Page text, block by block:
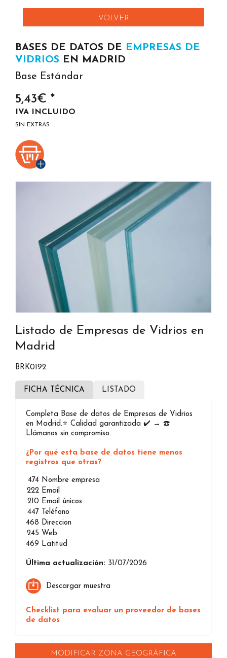
VOLVER
BASES DE DATOS DE EMPRESAS DE
VIDRIOS EN MADRID
Base Estándar
5,43€ *
IVA INCLUIDO
SIN EXTRAS
Listado de Empresas de Vidrios en
Madrid
BRK0192
FICHA TÉCNICA LISTADO
Completa Base de datos de Empresas de Vidrios
en Madrid.⭐️ Calidad garantizada ✔️ → ☎️
Llámanos sin compromiso.
¿Por qué esta base de datos tiene menos
registros que otras?
474 Nombre empresa
222 Email
210 Email únicos
447
Teléfono
468 Direccion
245 Web
469 Latitud
Última actualización: 31/07/2026
Descargar muestra
Checklist para evaluar un proveedor de bases
de datos
MODIFICAR ZONA GEOGRÁFICA